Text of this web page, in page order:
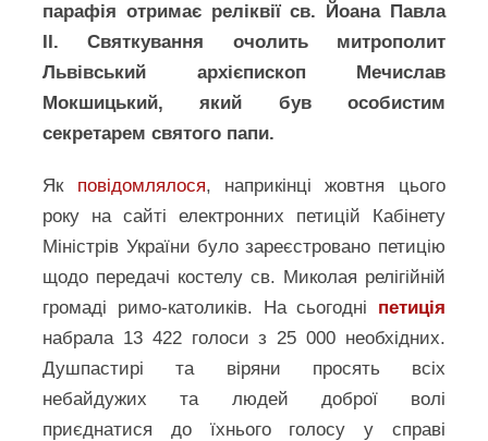
парафія отримає реліквії св. Йоана Павла
ІІ. Святкування очолить митрополит
Львівський архієпископ Мечислав
Мокшицький, який був особистим
секретарем святого папи.
Як повідомлялося, наприкінці жовтня цього
року на сайті електронних петицій Кабінету
Міністрів України було зареєстровано петицію
щодо передачі костелу св. Миколая релігійній
громаді римо-католиків. На сьогодні петиція
набрала 13 422 голоси з 25 000 необхідних.
Душпастирі та віряни просять всіх
небайдужих та людей доброї волі
приєднатися до їхнього голосу у справі